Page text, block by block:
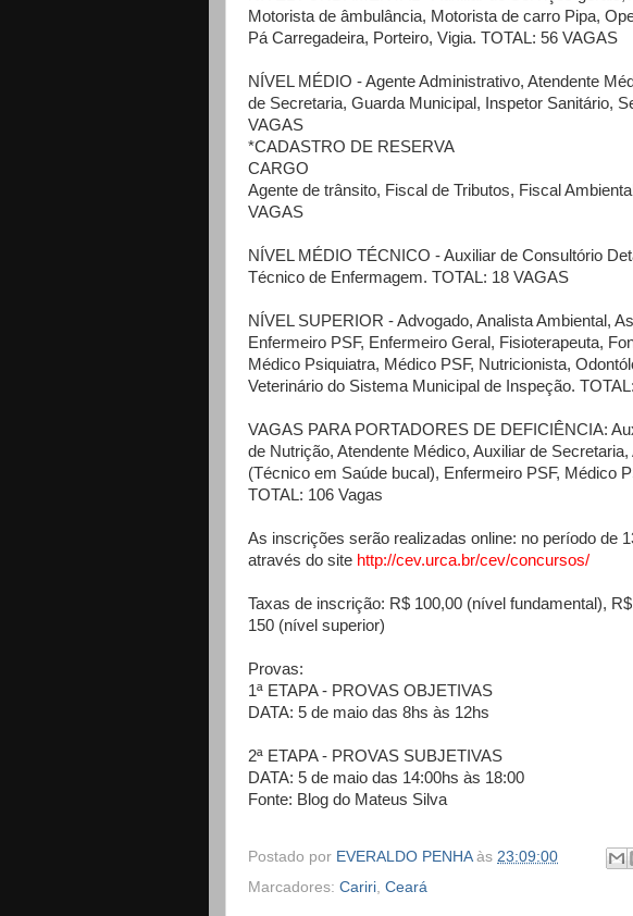
Motorista de âmbulância, Motorista de carro Pipa,
Pá Carregadeira, Porteiro, Vigia. TOTAL: 56 VAGAS
NÍVEL MÉDIO - Agente Administrativo, Atendente
de Secretaria, Guarda Municipal, Inspetor Sanitário,
VAGAS
*CADASTRO DE RESERVA
CARGO
Agente de trânsito, Fiscal de Tributos, Fiscal
VAGAS
NÍVEL MÉDIO TÉCNICO - Auxiliar de Consultório
Técnico de Enfermagem. TOTAL: 18 VAGAS
NÍVEL SUPERIOR - Advogado, Analista Ambiental,
Enfermeiro PSF, Enfermeiro Geral, Fisioterapeuta,
Médico Psiquiatra, Médico PSF, Nutricionista,
Veterinário do Sistema Municipal de Inspeção.
VAGAS PARA PORTADORES DE DEFICIÊNCIA:
de Nutrição, Atendente Médico, Auxiliar de
(Técnico em Saúde bucal), Enfermeiro PSF, Médico
TOTAL: 106 Vagas
As inscrições serão realizadas online: no período de
através do site http://cev.urca.br/cev/concursos/
Taxas de inscrição: R$ 100,00 (nível fundamental),
150 (nível superior)
Provas:
1ª ETAPA - PROVAS OBJETIVAS
DATA: 5 de maio das 8hs às 12hs
2ª ETAPA - PROVAS SUBJETIVAS
DATA: 5 de maio das 14:00hs às 18:00
Fonte: Blog do Mateus Silva
Postado por EVERALDO PENHA às 23:09:00
Marcadores: Cariri Ceará